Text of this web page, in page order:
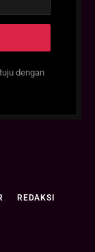
dengan
REDAKSI